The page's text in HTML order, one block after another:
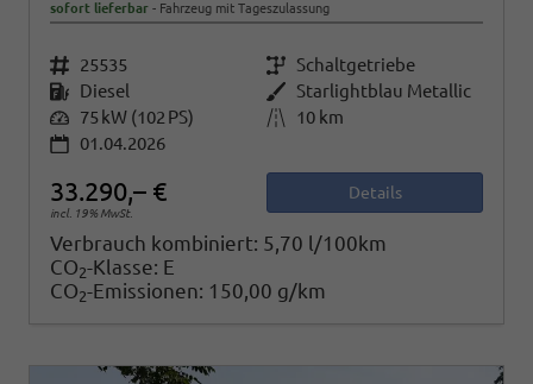
sofort lieferbar Fahrzeug mit Tageszulassung
Fahrzeugnr. 25535 Getriebe Schaltgetriebe
Kraftstoff Diesel Außenfarbe Starlightblau Metallic
Leistung 75 kW (102 PS) Kilometerstand
10 km
01.04.2026
33.290,– €
incl. 19% MwSt.
Details
Verbrauch kombiniert: 5,70 l/100km
CO2-Klasse: E
CO2-Emissionen: 150,00 g/km